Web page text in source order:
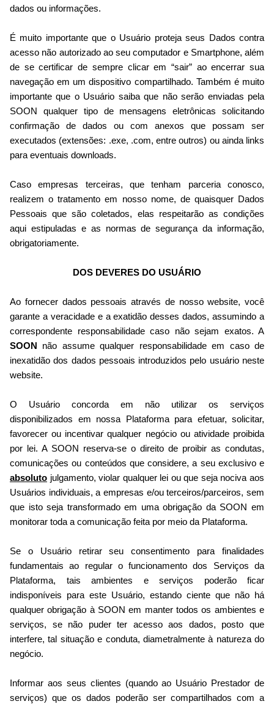
dados ou informações.
É muito importante que o Usuário proteja seus Dados contra
acesso não autorizado ao seu computador e Smartphone, além
de se certificar de sempre clicar em “sair” ao encerrar sua
navegação em um dispositivo compartilhado. Também é muito
importante que o Usuário saiba que não serão enviadas pela
SOON qualquer tipo de mensagens eletrônicas solicitando
confirmação de dados ou com anexos que possam ser
executados (extensões: .exe, .com, entre outros) ou ainda links
para eventuais downloads.
Caso empresas terceiras, que tenham parceria conosco,
realizem o tratamento em nosso nome, de quaisquer Dados
Pessoais que são coletados, elas respeitarão as condições
aqui estipuladas e as normas de segurança da informação,
obrigatoriamente.
DOS DEVERES DO USUÁRIO
Ao fornecer dados pessoais através de nosso website, você
garante a veracidade e a exatidão desses dados, assumindo a
correspondente responsabilidade caso não sejam exatos. A
SOON
não assume qualquer responsabilidade em caso de
inexatidão dos dados pessoais introduzidos pelo usuário neste
website.
O Usuário concorda em não utilizar os serviços
disponibilizados em nossa Plataforma para efetuar, solicitar,
favorecer ou incentivar qualquer negócio ou atividade proibida
por lei. A SOON reserva-se o direito de proibir as condutas,
comunicações ou conteúdos que considere, a seu exclusivo e
absoluto julgamento, violar qualquer lei ou que seja nociva aos
Usuários individuais, a empresas e/ou terceiros/parceiros, sem
que isto seja transformado em uma obrigação da SOON em
monitorar toda a comunicação feita por meio da Plataforma.
Se o Usuário retirar seu consentimento para finalidades
fundamentais ao regular o funcionamento dos Serviços da
Plataforma, tais ambientes e serviços poderão ficar
indisponíveis para este Usuário, estando ciente que não há
qualquer obrigação à SOON em manter todos os ambientes e
serviços, se não puder ter acesso aos dados, posto que
interfere, tal situação e conduta, diametralmente à natureza do
negócio.
Informar aos seus clientes (quando ao Usuário Prestador de
serviços) que os dados poderão ser compartilhados com a